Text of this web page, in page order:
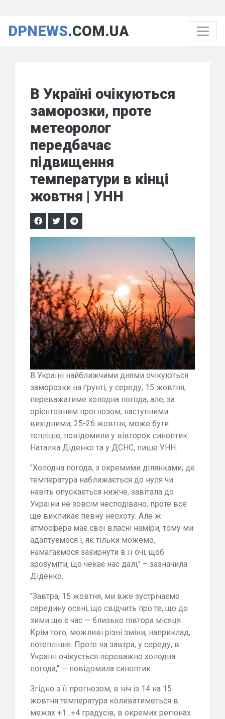
DPNEWS.COM.UA
В Україні очікуються
заморозки, проте
метеоролог
передбачає
підвищення
температури в кінці
жовтня | УНН
В Україні найближчими днями очікуються
заморозки на ґрунті, у середу, 15 жовтня,
переважатиме холодна погода, але, за
орієнтовним прогнозом, наступними
вихідними, 25-26 жовтня, може бути
тепліше, повідомили у вівторок синоптик
Наталка Діденко та у ДСНС, пише УНН.
"Холодна погода, з окремими ділянками, де
температура наближається до нуля чи
навіть опускається нижче, завітала до
України не зовсім несподівано, проте все
ще викликає певну неохоту. Але ж
атмосфера має свої власні наміри, тому ми
адаптуємося і, як тільки можемо,
намагаємося зазирнути в її очі, щоб
зрозуміти, що чекає нас далі," – зазначила
Діденко.
"Завтра, 15 жовтня, ми вже зустрічаємо
середину осені, що свідчить про те, що до
зими ще є час — близько півтора місяця.
Крім того, можливі різні зміни, наприклад,
потепління. Проте на завтра, у середу, в
Україні очікується переважно холодна
погода," — повідомила синоптик.
Згідно з її прогнозом, в ніч із 14 на 15
жовтня температура коливатиметься в
межах +1...+4 градусів, в окремих регіонах